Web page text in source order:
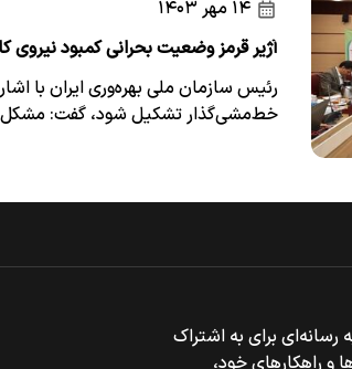
آژیر قرمز وضعیت بحرانی کمبود نیروی
رئیس سازمان ملی بهره‌وری ایران با
خط‌مشی‌گذار تشکیل شود، گفت:
برای به اشتراک
و راهکارهای خود،